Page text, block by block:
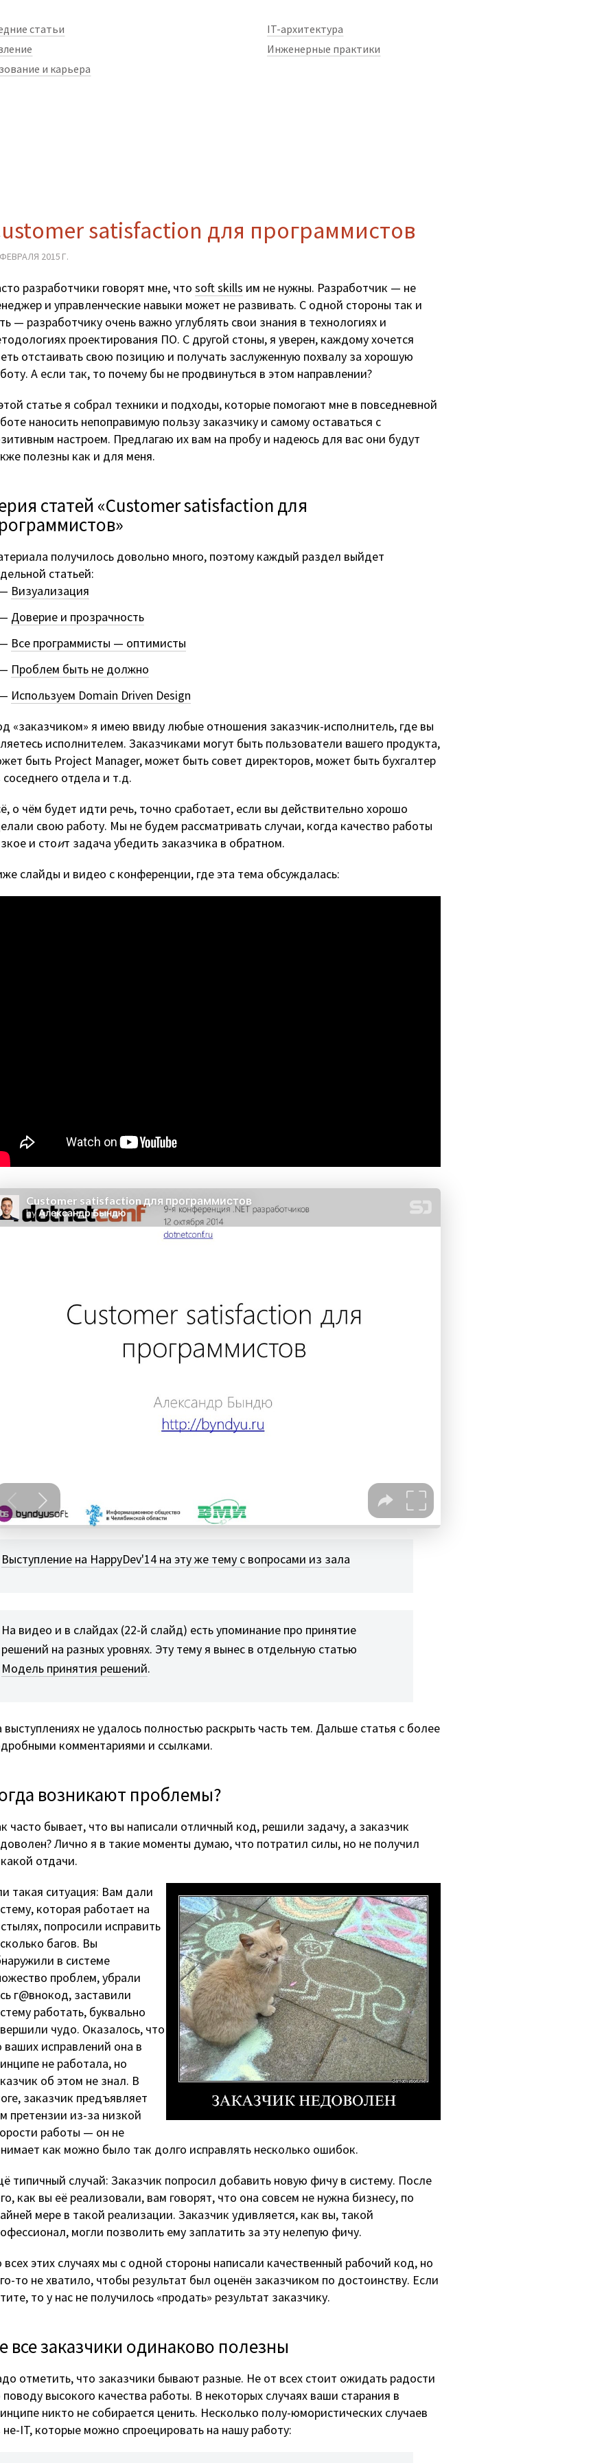
статьи
IT-архитектура
Инженерные практики
и карьера
satisfaction для программистов
2015 Г.
разработчики говорят мне, что soft skills им не нужны. Разработчик — не
и управленческие навыки может не развивать. С одной стороны так и
— разработчику очень важно углублять свои знания в технологиях и
проектирования ПО. С другой стоны, я уверен, каждому хочется
отстаивать свою позицию и получать заслуженную похвалу за хорошую
А если так, то почему бы не продвинуться в этом направлении?
статье я собрал техники и подходы, которые помогают мне в повседневной
наносить непоправимую пользу заказчику и самому оставаться с
настроем. Предлагаю их вам на пробу и надеюсь для вас они будут
полезны как и для меня.
статей «Customer satisfaction для
получилось довольно много, поэтому каждый раздел выйдет
статьей:
Визуализация
Доверие и прозрачность
Все программисты — оптимисты
Проблем быть не должно
Используем Domain Driven Design
«заказчиком» я имею ввиду любые отношения заказчик-исполнитель, где вы
исполнителем. Заказчиками могут быть пользователи вашего продукта,
быть Project Manager, может быть совет директоров, может быть бухгалтер
соседнего отдела и т.д.
о чём будет идти речь, точно сработает, если вы действительно хорошо
свою работу. Мы не будем рассматривать случаи, когда качество работы
и стоит задача убедить заказчика в обратном.
слайды и видео с конференции, где эта тема обсуждалась:
Выступление на HappyDev'14 на эту же тему с вопросами из зала
На видео и в слайдах (22-й слайд) есть упоминание про принятие
решений на разных уровнях. Эту тему я вынес в отдельную статью
Модель принятия решений.
выступлениях не удалось полностью раскрыть часть тем. Дальше статья с более
комментариями и ссылками.
возникают проблемы?
часто бывает, что вы написали отличный код, решили задачу, а заказчик
Лично я в такие моменты думаю, что потратил силы, но не получил
отдачи.
такая ситуация: Вам дали
которая работает на
попросили исправить
багов. Вы
в системе
проблем, убрали
г@внокод, заставили
работать, буквально
чудо. Оказалось, что
ваших исправлений она в
не работала, но
об этом не знал. В
заказчик предъявляет
претензии из-за низкой
работы — он не
как можно было так долго исправлять несколько ошибок.
типичный случай: Заказчик попросил добавить новую фичу в систему. После
как вы её реализовали, вам говорят, что она совсем не нужна бизнесу, по
мере в такой реализации. Заказчик удивляется, как вы, такой
могли позволить ему заплатить за эту нелепую фичу.
всех этих случаях мы с одной стороны написали качественный рабочий код, но
то не хватило, чтобы результат был оценён заказчиком по достоинству. Если
то у нас не получилось «продать» результат заказчику.
все заказчики одинаково полезны
отметить, что заказчики бывают разные. Не от всех стоит ожидать радости
поводу высокого качества работы. В некоторых случаях ваши старания в
никто не собирается ценить. Несколько полу-юмористических случаев
не-IT, которые можно спроецировать на нашу работу: